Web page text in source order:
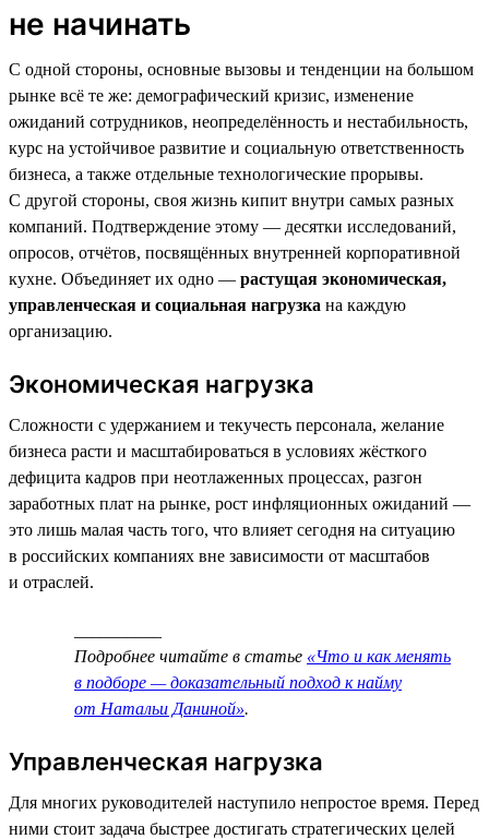
не начинать
С одной стороны, основные вызовы и тенденции на большом
рынке всё те же: демографический кризис, изменение
ожиданий сотрудников, неопределённость и нестабильность,
курс на устойчивое развитие и социальную ответственность
бизнеса, а также отдельные технологические прорывы.
С другой стороны, своя жизнь кипит внутри самых разных
компаний. Подтверждение этому — десятки исследований,
опросов, отчётов, посвящённых внутренней корпоративной
кухне. Объединяет их одно — растущая экономическая,
управленческая и социальная нагрузка на каждую
организацию.
Экономическая нагрузка
Сложности с удержанием и текучесть персонала, желание
бизнеса расти и масштабироваться в условиях жёсткого
дефицита кадров при неотлаженных процессах, разгон
заработных плат на рынке, рост инфляционных ожиданий —
это лишь малая часть того, что влияет сегодня на ситуацию
в российских компаниях вне зависимости от масштабов
и отраслей.
Подробнее читайте в статье «Что и как менять
в подборе — доказательный подход к найму
от Натальи Даниной».
Управленческая нагрузка
Для многих руководителей наступило непростое время. Перед
ними стоит задача быстрее достигать стратегических целей